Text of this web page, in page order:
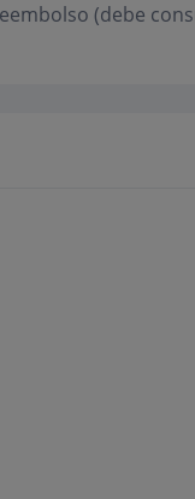
(debe